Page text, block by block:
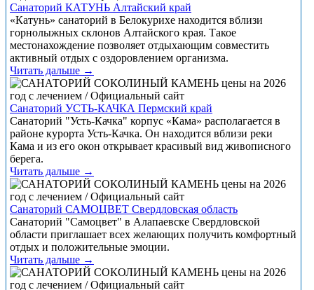
Санаторий КАТУНЬ Алтайский край
«Катунь» санаторий в Белокурихе находится вблизи
горнолыжных склонов Алтайского края. Такое
местонахождение позволяет отдыхающим совместить
активный отдых с оздоровлением организма.
Читать дальше →
Санаторий УСТЬ-КАЧКА Пермский край
Санаторий "Усть-Качка" корпус «Кама» располагается в
районе курорта Усть-Качка. Он находится вблизи реки
Кама и из его окон открывает красивый вид живописного
берега.
Читать дальше →
Санаторий САМОЦВЕТ Свердловская область
Санаторий "Самоцвет" в Алапаевске Свердловской
области приглашает всех желающих получить комфортный
отдых и положительные эмоции.
Читать дальше →